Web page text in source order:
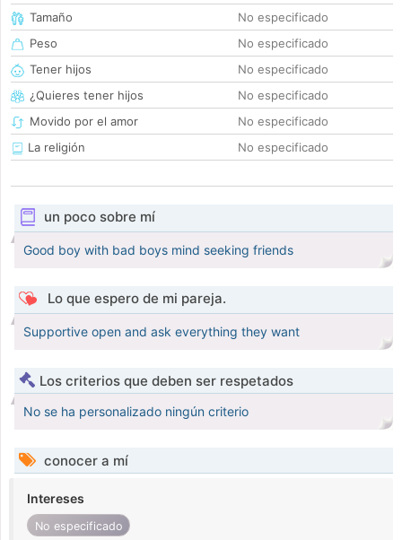
Tamaño
No especificado
Peso
No especificado
Tener hijos
No especificado
¿Quieres tener hijos
No especificado
Movido por el amor
No especificado
La religión
No especificado
un poco sobre mí
Good boy with bad boys mind seeking friends
Lo que espero de mi pareja.
Supportive open and ask everything they want
Los criterios que deben ser respetados
No se ha personalizado ningún criterio
conocer a mí
Intereses
No especificado